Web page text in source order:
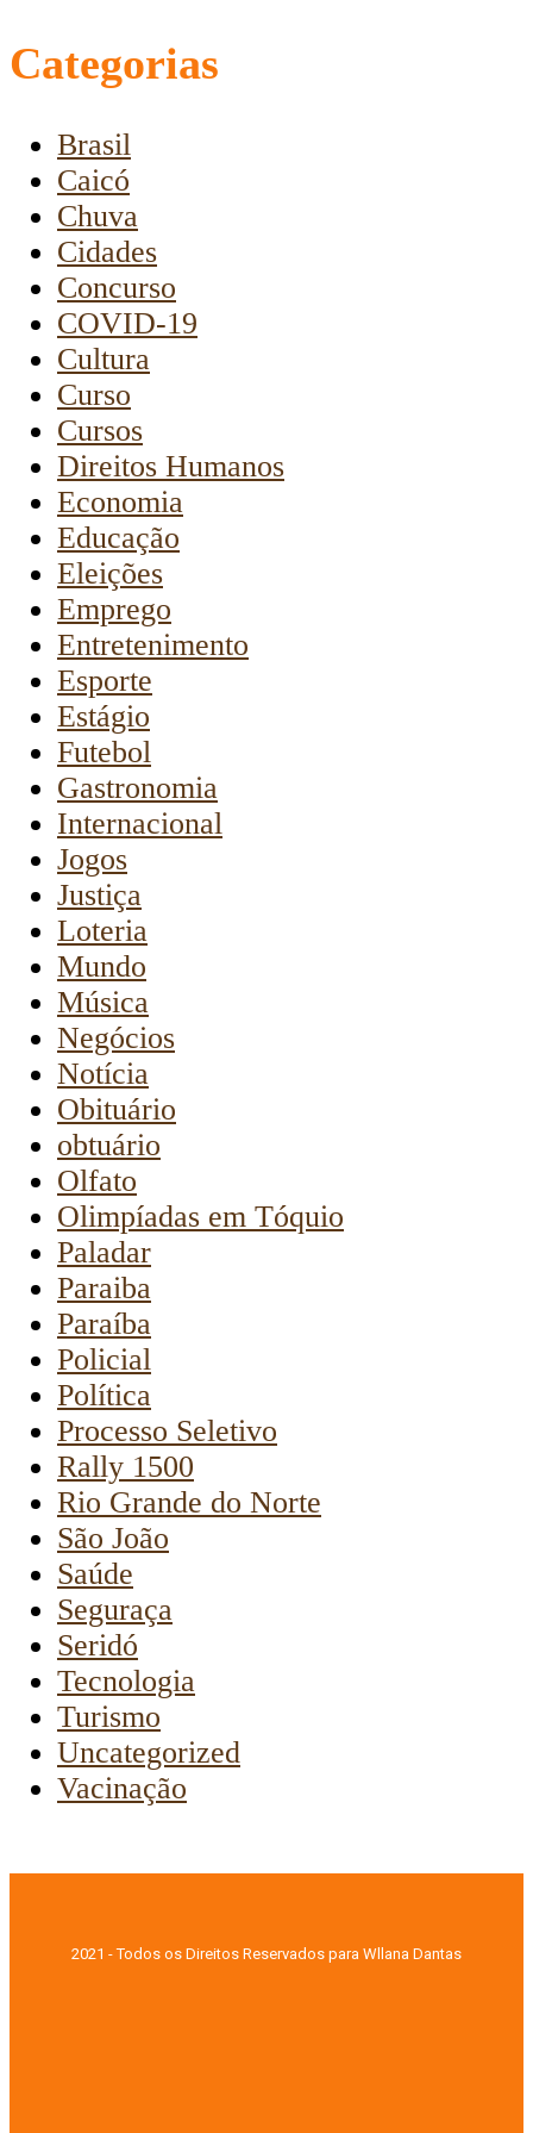
Categorias
Brasil
Caicó
Chuva
Cidades
Concurso
COVID-19
Cultura
Curso
Cursos
Direitos Humanos
Economia
Educação
Eleições
Emprego
Entretenimento
Esporte
Estágio
Futebol
Gastronomia
Internacional
Jogos
Justiça
Loteria
Mundo
Música
Negócios
Notícia
Obituário
obtuário
Olfato
Olimpíadas em Tóquio
Paladar
Paraiba
Paraíba
Policial
Política
Processo Seletivo
Rally 1500
Rio Grande do Norte
São João
Saúde
Seguraça
Seridó
Tecnologia
Turismo
Uncategorized
Vacinação
2021 - Todos os Direitos Reservados para Wllana Dantas